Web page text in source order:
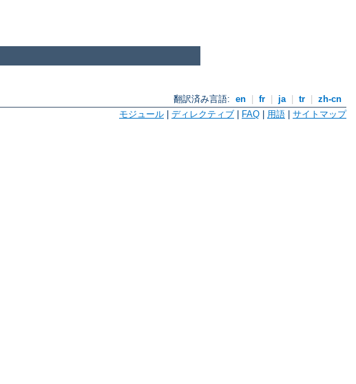
翻訳済み言語: en fr ja tr
zh-cn
モジュール ディレクティブ FAQ 用語 サイトマップ